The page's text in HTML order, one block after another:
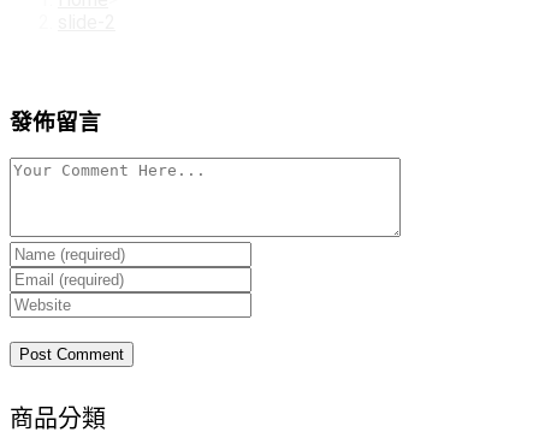
發佈留言
商品分類